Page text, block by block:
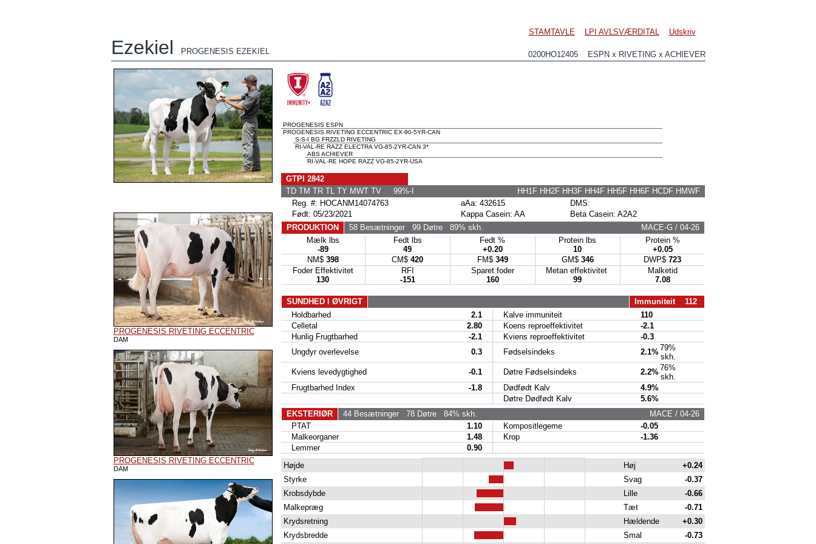
STAMTAVLE LPI AVLSVÆRDITAL Udskriv
Ezekiel PROGENESIS EZEKIEL 0200HO12405 ESPN x RIVETING x ACHIEVER
PROGENESIS RIVETING ECCENTRIC
DAM
PROGENESIS RIVETING ECCENTRIC
DAM
PROGENESIS ESPN
PROGENESIS RIVETING ECCENTRIC EX-90-5YR-CAN
S-S-I BG FRZZLD RIVETING
RI-VAL-RE RAZZ ELECTRA VG-85-2YR-CAN 3*
ABS ACHIEVER
RI-VAL-RE HOPE RAZZ VG-85-2YR-USA
GTPI 2842
TD TM TR TL TY MWT TV 99%-I
HH1F HH2F HH3F HH4F HH5F HH6F HCDF HMWF
Reg. #: HOCANM14074763
aAa: 432615
DMS:
Født: 05/23/2021
Kappa Casein: AA
Beta Casein: A2A2
PRODUKTION
58 Besætninger99 Døtre89% skh.
MACE-G / 04-26
Mælk lbs
-89
Fedt lbs
49
Fedt %
+0.20
Protein lbs
10
Protein %
+0.05
NM$ 398 CM$ 420 FM$ 349 GM$ 346 DWP$ 723
Foder Effektivitet
130
RFI
-151
Sparet foder
160
Metan effektivitet
99
Malketid
7.08
SUNDHED I ØVRIGT
Immuniteit 112
Holdbarhed
2.1 Kalve immuniteit
110
Celletal
2.80 Koens reproeffektivitet
-2.1
Hunlig Frugtbarhed
-2.1 Kviens reproeffektivitet
-0.3
Ungdyr overlevelse
0.3 Fødselsindeks 2.1%79%
skh.
Kviens levedygtighed
-0.1 Døtre Fødselsindeks 2.2%76%
skh.
Frugtbarhed Index
-1.8 Dødfødt Kalv
4.9%
Døtre Dødfødt Kalv
5.6%
EKSTERIØR
44 Besætninger78 Døtre84% skh.
MACE / 04-26
PTAT
1.10 Kompositlegeme
-0.05
Malkeorganer
1.48 Krop
-1.36
Lemmer
0.90
Højde
Høj
+0.24
Styrke
Svag
-0.37
Krobsdybde
Lille
-0.66
Malkepræg
Tæt
-0.71
Krydsretning
Hældende
+0.30
Krydsbredde
Smal -0.73